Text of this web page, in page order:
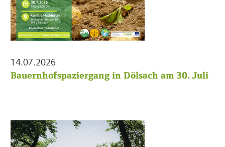
14.07.2026
Bauernhofspaziergang in Dölsach am 30. Juli